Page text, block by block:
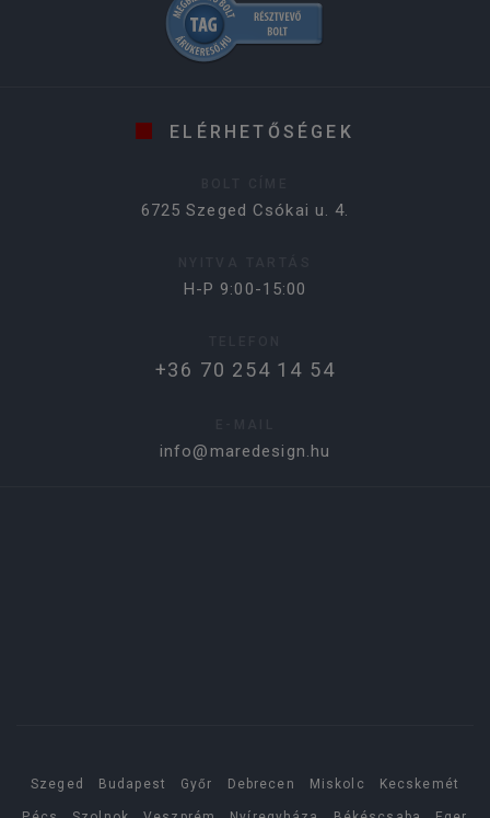
ELÉRHETŐSÉGEK
6725 Szeged Csókai u. 4.
H-P 9:00-15:00
+36 70 254 14 54
info@maredesign.hu
Szeged Budapest Győr Debrecen Miskolc Kecskemét